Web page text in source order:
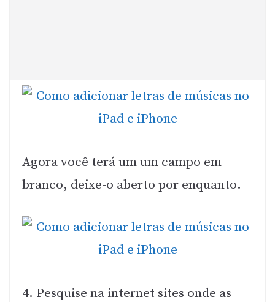
Agora você terá um um campo em
branco, deixe-o aberto por enquanto.
4. Pesquise na internet sites onde as